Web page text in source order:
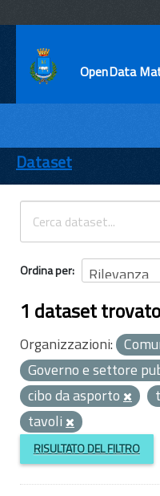
OpenData
ENTI
TEMI
INFORMAZIONI
Dataset
Ordina per
1 dataset trovato
Organizzazioni:
Governo e settore
cibo da asporto
tavoli
RISULTATO DEL FILTRO